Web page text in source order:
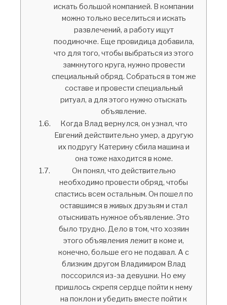
искать большой компанией. В компании
можно только веселиться и искать
развлечений, а работу ищут
поодиночке. Еще провидица добавила,
что для того, чтобы выбраться из этого
замкнутого круга, нужно провести
специальный обряд. Собраться в том же
составе и провести специальный
ритуал, а для этого нужно отыскать
объявление.
Когда Влад вернулся, он узнал, что
Евгений действительно умер, а другую
их подругу Катерину сбила машина и
она тоже находится в коме.
Он понял, что действительно
необходимо провести обряд, чтобы
спастись всем остальным. Он пошел по
оставшимся в живых друзьям и стал
отыскивать нужное объявление. Это
было трудно. Дело в том, что хозяин
этого объявления лежит в коме и,
конечно, больше его не подавал. А с
близким другом Владимиром Влад
поссорился из-за девушки. Но ему
пришлось скрепя сердце пойти к нему
на поклон и убедить вместе пойти к